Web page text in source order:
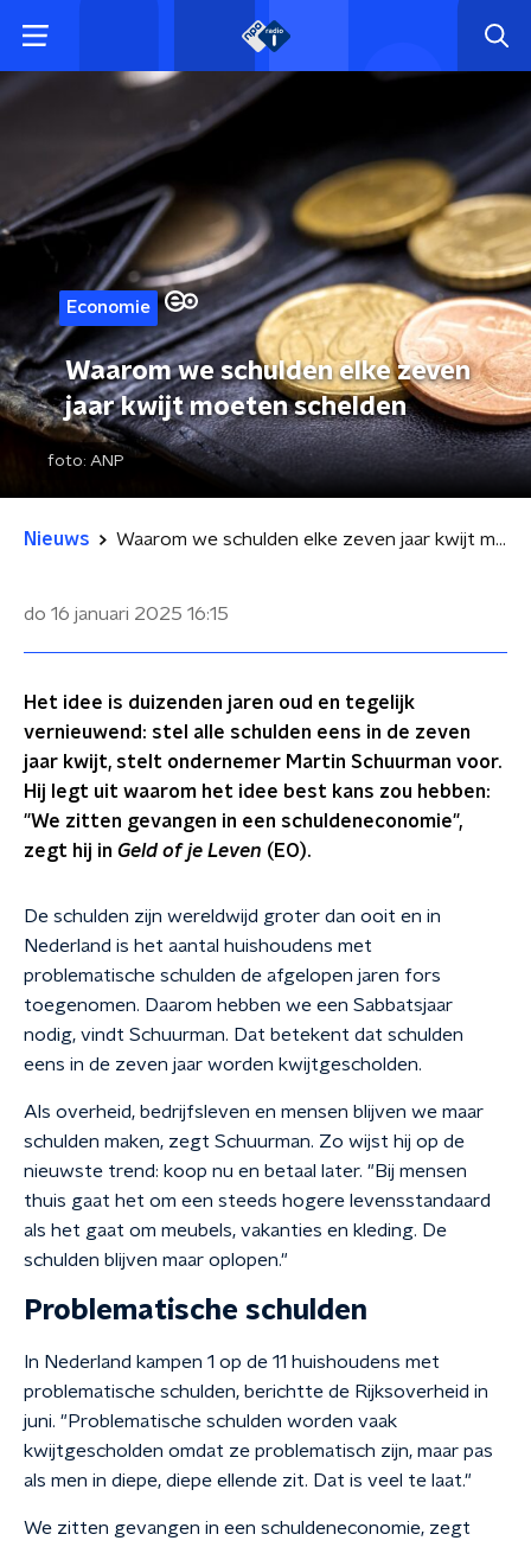
Economie
Waarom we schulden elke zeven
jaar kwijt moeten schelden
foto: ANP
Nieuws Waarom we schulden elke zeven jaar kwijt moeten schelden
do 16 januari 2025 16:15
Het idee is duizenden jaren oud en tegelijk
vernieuwend: stel alle schulden eens in de zeven
jaar kwijt, stelt ondernemer Martin Schuurman voor.
Hij legt uit waarom het idee best kans zou hebben:
"We zitten gevangen in een schuldeneconomie",
zegt hij in Geld of je Leven (EO).
De schulden zijn wereldwijd groter dan ooit en in
Nederland is het aantal huishoudens met
problematische schulden de afgelopen jaren fors
toegenomen. Daarom hebben we een Sabbatsjaar
nodig, vindt Schuurman. Dat betekent dat schulden
eens in de zeven jaar worden kwijtgescholden.
Als overheid, bedrijfsleven en mensen blijven we maar
schulden maken, zegt Schuurman. Zo wijst hij op de
nieuwste trend: koop nu en betaal later. "Bij mensen
thuis gaat het om een steeds hogere levensstandaard
als het gaat om meubels, vakanties en kleding. De
schulden blijven maar oplopen."
Problematische schulden
In Nederland kampen 1 op de 11 huishoudens met
problematische schulden, berichtte de Rijksoverheid in
juni. "Problematische schulden worden vaak
kwijtgescholden omdat ze problematisch zijn, maar pas
als men in diepe, diepe ellende zit. Dat is veel te laat."
We zitten gevangen in een schuldeneconomie, zegt